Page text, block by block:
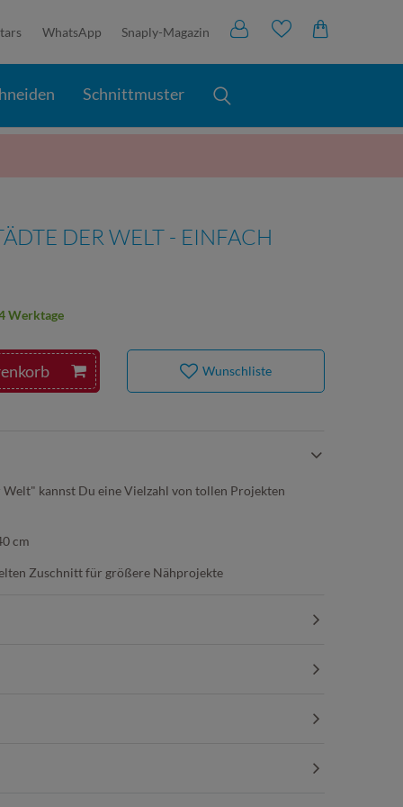
WhatsApp Snaply-Magazin
Schnittmuster
DER WELT - EINFACH
Werktage
Wunschliste
Welt" kannst Du eine Vielzahl von tollen Projekten
cm
Zuschnitt für größere Nähprojekte